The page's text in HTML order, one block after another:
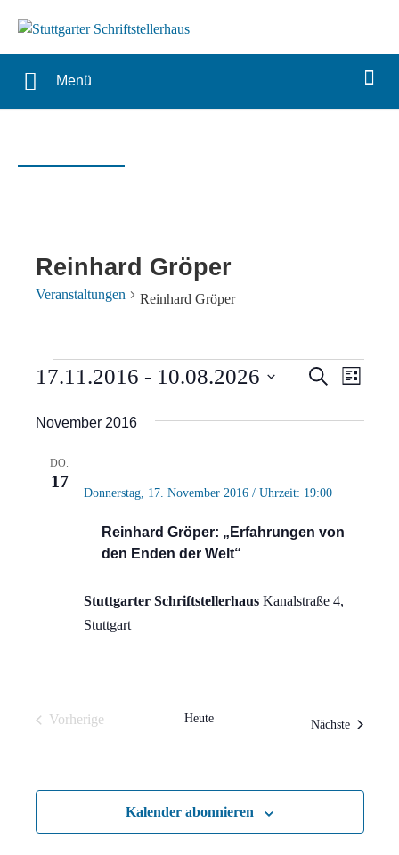
Menü
Reinhard Gröper
Veranstaltungen Reinhard Gröper
Veranstaltungen SucheListe
17.11.2016 - 10.08.2026
wählen.
November 2016
DO.
17
Reinhard Gröper: „Erfahrungen von
den Enden der Welt“
Donnerstag, 17. November 2016 / Uhrzeit: 19:00
Stuttgarter Schriftstellerhaus Kanalstraße 4,
Stuttgart
Vorherige
Heute Nächste
Kalender abonnieren